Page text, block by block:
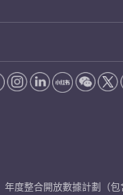
年度整合開放數據計劃（包